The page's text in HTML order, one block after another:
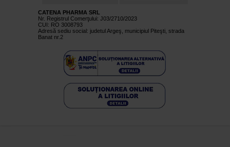
CATENA PHARMA SRL
Nr. Registrul Comerţului: J03/2710/2023
CUI: RO 3008793
Adresă sediu social: judetul Argeş, municipiul Piteşti, strada
Banat nr.2